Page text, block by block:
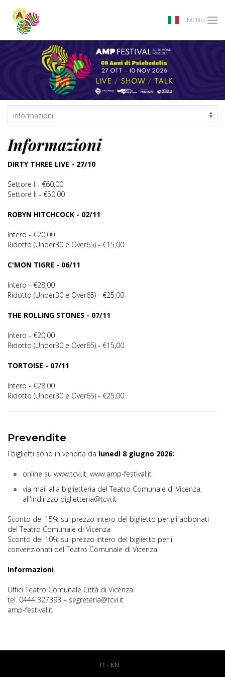
MENU
Informazioni
DIRTY THREE LIVE - 27/10
Settore I - €60,00
Settore II - €50,00
ROBYN HITCHCOCK - 02/11
Intero - €20,00
Ridotto (Under30 e Over65) - €15,00
C'MON TIGRE - 06/11
Intero - €28,00
Ridotto (Under30 e Over65) - €25,00
THE ROLLING STONES - 07/11
Intero - €20,00
Ridotto (Under30 e Over65) - €15,00
TORTOISE - 07/11
Intero - €28,00
Ridotto (Under30 e Over65) - €25,00
Prevendite
I biglietti sono in vendita da lunedì 8 giugno 2026:
online su www.tcvi.it, www.amp-festival.it
via mail alla biglietteria del Teatro Comunale di Vicenza,
all'indirizzo biglietteria@tcvi.it
Sconto del 15% sul prezzo intero del biglietto per gli abbonati
del Teatro Comunale di Vicenza
Sconto del 10% sul prezzo intero del biglietto per i
convenzionati del Teatro Comunale di Vicenza
Informazioni
Uffici Teatro Comunale Città di Vicenza
tel. 0444 327393 – segreteria@tcvi.it
amp-festival.it
IT - EN